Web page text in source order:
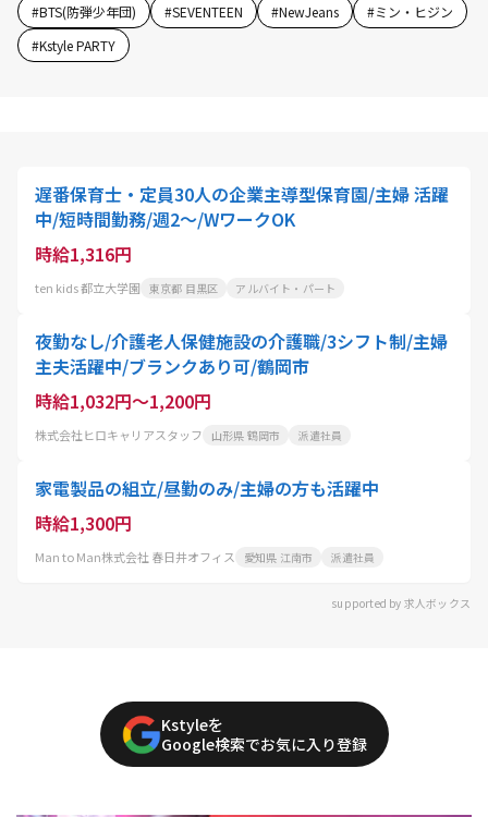
#BTS(防弾少年団) #SEVENTEEN #NewJeans #ミン・ヒジン
#Kstyle PARTY
遅番保育士・定員30人の企業主導型保育園/主婦 活躍
中/短時間勤務/週2～/WワークOK
時給1,316円
ten kids 都立大学園 東京都 目黒区 アルバイト・パート
夜勤なし/介護老人保健施設の介護職/3シフト制/主婦
主夫活躍中/ブランクあり可/鶴岡市
時給1,032円～1,200円
株式会社ヒロキャリアスタッフ 山形県 鶴岡市 派遣社員
家電製品の組立/昼勤のみ/主婦の方も活躍中
時給1,300円
Man to Man株式会社 春日井オフィス 愛知県 江南市 派遣社員
supported by 求人ボックス
Kstyleを
Google検索でお気に入り登録